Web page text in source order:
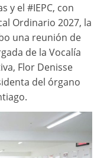
y el #IEPC, con
Ordinario 2027, la
una reunión de
de la Vocalía
Flor Denisse
del órgano